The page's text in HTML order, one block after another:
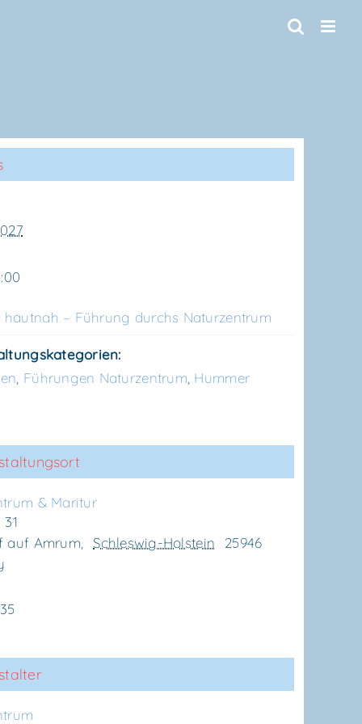
haut­nah – Füh­rung durchs Naturzentrum
Führungen Naturzentrum Hummer
& Maritur
auf Amrum
Schleswig-Holstein
25946